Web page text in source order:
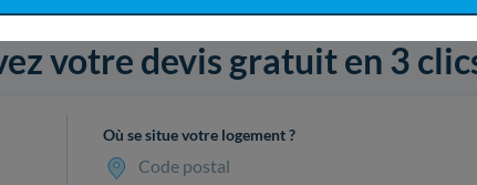
votre devis gratuit en 3
Où se situe votre logement ?
Code postal